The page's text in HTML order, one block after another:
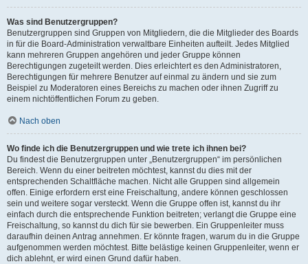
Was sind Benutzergruppen?
Benutzergruppen sind Gruppen von Mitgliedern, die die Mitglieder des Boards
in für die Board-Administration verwaltbare Einheiten aufteilt. Jedes Mitglied
kann mehreren Gruppen angehören und jeder Gruppe können
Berechtigungen zugeteilt werden. Dies erleichtert es den Administratoren,
Berechtigungen für mehrere Benutzer auf einmal zu ändern und sie zum
Beispiel zu Moderatoren eines Bereichs zu machen oder ihnen Zugriff zu
einem nichtöffentlichen Forum zu geben.
Nach oben
Wo finde ich die Benutzergruppen und wie trete ich ihnen bei?
Du findest die Benutzergruppen unter „Benutzergruppen“ im persönlichen
Bereich. Wenn du einer beitreten möchtest, kannst du dies mit der
entsprechenden Schaltfläche machen. Nicht alle Gruppen sind allgemein
offen. Einige erfordern erst eine Freischaltung, andere können geschlossen
sein und weitere sogar versteckt. Wenn die Gruppe offen ist, kannst du ihr
einfach durch die entsprechende Funktion beitreten; verlangt die Gruppe eine
Freischaltung, so kannst du dich für sie bewerben. Ein Gruppenleiter muss
daraufhin deinen Antrag annehmen. Er könnte fragen, warum du in die Gruppe
aufgenommen werden möchtest. Bitte belästige keinen Gruppenleiter, wenn er
dich ablehnt, er wird einen Grund dafür haben.